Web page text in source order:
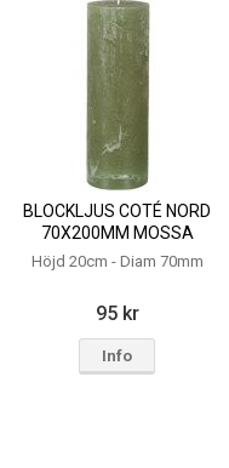
BLOCKLJUS COTÉ NORD
70X200MM MOSSA
Höjd 20cm - Diam 70mm
95 kr
Info